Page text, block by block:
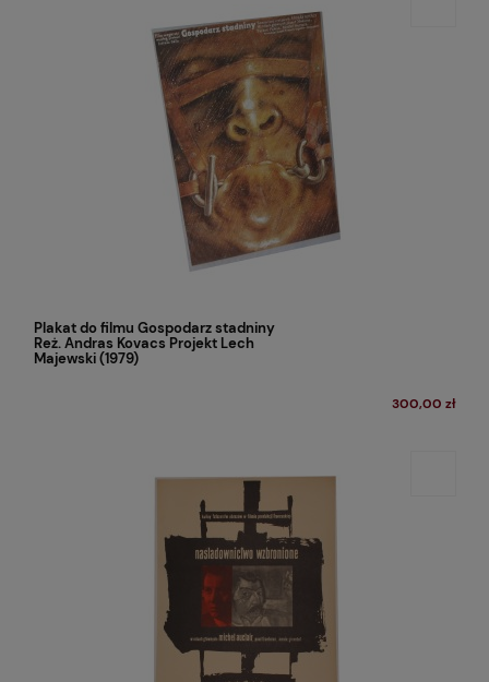
Plakat do filmu Gospodarz stadniny
Reż. Andras Kovacs Projekt Lech
Majewski (1979)
300,00 zł